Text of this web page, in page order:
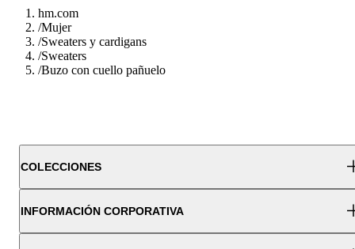
hm.com
/Mujer
/Sweaters y cardigans
/Sweaters
/Buzo con cuello pañuelo
COLECCIONES
INFORMACIÓN CORPORATIVA